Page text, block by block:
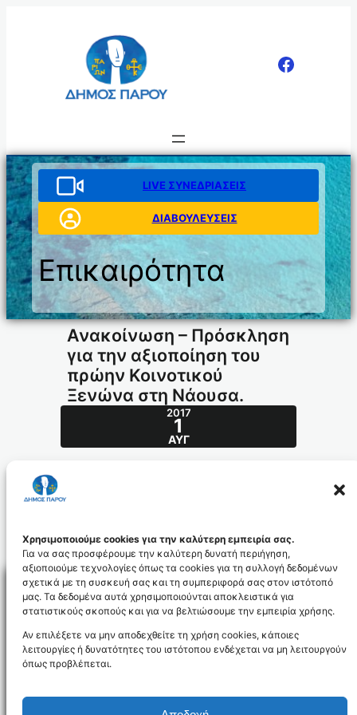
Χρησιμοποιούμε cookies για την καλύτερη εμπειρία σας.
Για να σας προσφέρουμε την καλύτερη δυνατή περιήγηση,
αξιοποιούμε τεχνολογίες όπως τα cookies για τη συλλογή δεδομένων
σχετικά με τη συσκευή σας και τη συμπεριφορά σας στον ιστότοπό
μας. Τα δεδομένα αυτά χρησιμοποιούνται αποκλειστικά για
στατιστικούς σκοπούς και για να βελτιώσουμε την εμπειρία χρήσης.
Αν επιλέξετε να μην αποδεχθείτε τη χρήση cookies, κάποιες
λειτουργίες ή δυνατότητες του ιστότοπου ενδέχεται να μη λειτουργούν
όπως προβλέπεται.
LIVE ΣΥΝΕΔΡΙΑΣΕΙΣ
ΔΙΑΒΟΥΛΕΥΣΕΙΣ
Επικαιρότητα
Ανακοίνωση – Πρόσκληση
για την αξιοποίηση του
πρώην Κοινοτικού
Ξενώνα στη Νάουσα.
2017
1
ΑΥΓ
1928_001_id4033
NEWSLETTER